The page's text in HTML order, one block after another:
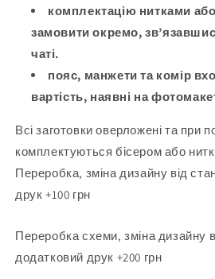
комплектацію нитками
замовити окремо,
чаті.
пояс, манжети та комір
вартість, наявні на
Всі заготовки оверложені та при
комплектуються бісером або
Переробка, зміна дизайну від
друк +100 грн
Переробка схеми, зміна дизайну
додатковий друк +200 грн